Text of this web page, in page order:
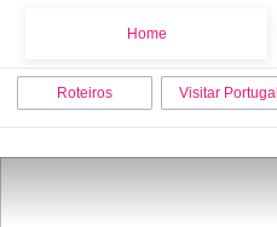
Home
Roteiros Visitar Portugal